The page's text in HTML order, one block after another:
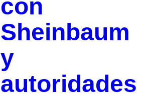
con
Sheinbaum
y
autoridades